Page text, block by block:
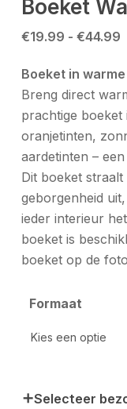
Boeket
€19.99 - €44.99
Boeket in
Breng direct
prachtige boeket
oranjetinten,
aardetinten –
Dit boeket straalt
geborgenheid
ieder interieur
boeket is
boeket op de
Formaat
Selecteer